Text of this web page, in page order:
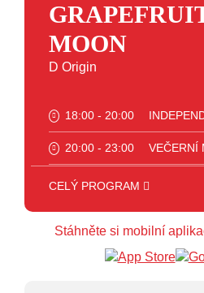
MOON
D Origin
18:00 - 20:00
20:00 - 23:00 VEČERNÍ
23:00 - 00:00
CELÝ PROGRAM
Stáhněte si mobilní